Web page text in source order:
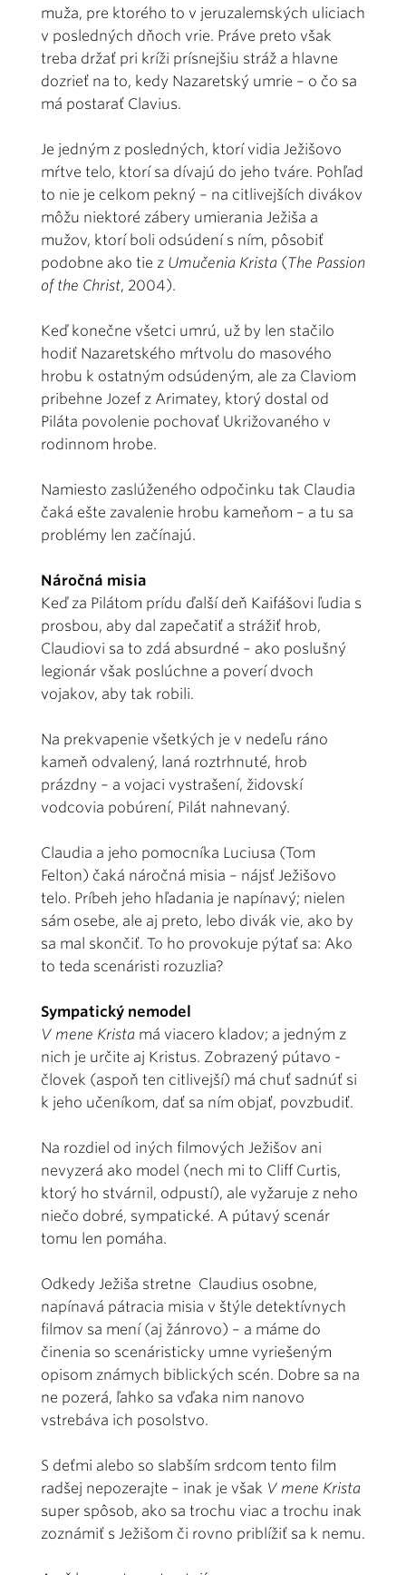
muža, pre ktorého to v jeruzalemských uliciach
v posledných dňoch vrie. Práve preto však
treba držať pri kríži prísnejšiu stráž a hlavne
dozrieť na to, kedy Nazaretský umrie – o čo sa
má postarať Clavius.
Je jedným z posledných, ktorí vidia Ježišovo
mŕtve telo, ktorí sa dívajú do jeho tváre. Pohľad
to nie je celkom pekný – na citlivejších divákov
môžu niektoré zábery umierania Ježiša a
mužov, ktorí boli odsúdení s ním, pôsobiť
podobne ako tie z Umučenia Krista (The Passion
of the Christ, 2004).
Keď konečne všetci umrú, už by len stačilo
hodiť Nazaretského mŕtvolu do masového
hrobu k ostatným odsúdeným, ale za Claviom
pribehne Jozef z Arimatey, ktorý dostal od
Piláta povolenie pochovať Ukrižovaného v
rodinnom hrobe.
Namiesto zaslúženého odpočinku tak Claudia
čaká ešte zavalenie hrobu kameňom – a tu sa
problémy len začínajú.
Náročná misia
Keď za Pilátom prídu ďalší deň Kaifášovi ľudia s
prosbou, aby dal zapečatiť a strážiť hrob,
Claudiovi sa to zdá absurdné – ako poslušný
legionár však poslúchne a poverí dvoch
vojakov, aby tak robili.
Na prekvapenie všetkých je v nedeľu ráno
kameň odvalený, laná roztrhnuté, hrob
prázdny – a vojaci vystrašení, židovskí
vodcovia pobúrení, Pilát nahnevaný.
Claudia a jeho pomocníka Luciusa (Tom
Felton) čaká náročná misia – nájsť Ježišovo
telo. Príbeh jeho hľadania je napínavý; nielen
sám osebe, ale aj preto, lebo divák vie, ako by
sa mal skončiť. To ho provokuje pýtať sa: Ako
to teda scenáristi rozuzlia?
Sympatický nemodel
V mene Krista má viacero kladov; a jedným z
nich je určite aj Kristus. Zobrazený pútavo -
človek (aspoň ten citlivejší) má chuť sadnúť si
k jeho učeníkom, dať sa ním objať, povzbudiť.
Na rozdiel od iných filmových Ježišov ani
nevyzerá ako model (nech mi to Cliff Curtis,
ktorý ho stvárnil, odpustí), ale vyžaruje z neho
niečo dobré, sympatické. A pútavý scenár
tomu len pomáha.
Odkedy Ježiša stretne Claudius osobne,
napínavá pátracia misia v štýle detektívnych
filmov sa mení (aj žánrovo) – a máme do
činenia so scenáristicky umne vyriešeným
opisom známych biblických scén. Dobre sa na
ne pozerá, ľahko sa vďaka nim nanovo
vstrebáva ich posolstvo.
S deťmi alebo so slabším srdcom tento film
radšej nepozerajte – inak je však V mene Krista
super spôsob, ako sa trochu viac a trochu inak
zoznámiť s Ježišom či rovno priblížiť sa k nemu.